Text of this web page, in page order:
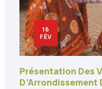
16
FÉV
Présentation Des
D’Arrondissement